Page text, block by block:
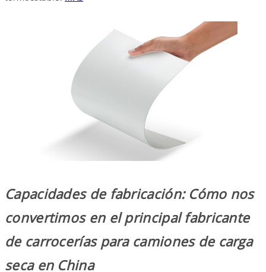
Capacidades de fabricación: Cómo nos
convertimos en el principal fabricante
de carrocerías para camiones de carga
seca en China